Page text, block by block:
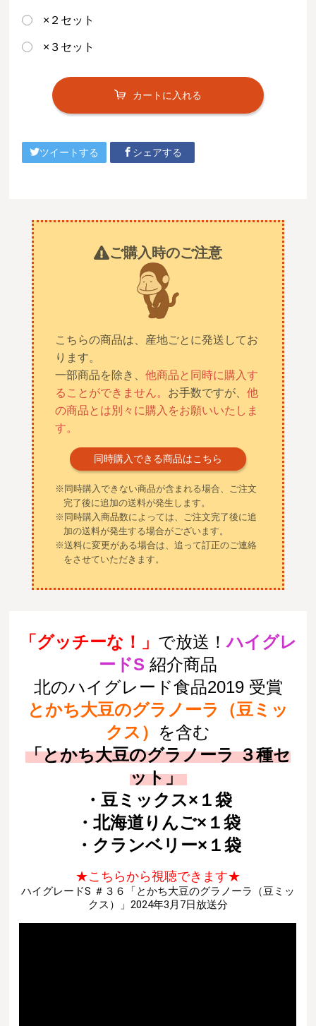
×２セット
×３セット
カートに入れる
ツイートする シェアする
ご購入時のご注意
こちらの商品は、産地ごとに発送してお
ります。
一部商品を除き、 他商品と同時に購入す
ることができません。 お手数ですが、 他
の商品とは別々に購入をお願いいたしま
す。
同時購入できる商品はこちら
※同時購入できない商品が含まれる場合、ご注文
完了後に追加の送料が発生します。
※同時購入商品数によっては、ご注文完了後に追
加の送料が発生する場合がございます。
※送料に変更がある場合は、追って訂正のご連絡
をさせていただきます。
「グッチーな！」 で放送！ハイグレ
ードS 紹介商品
北のハイグレード食品2019 受賞
とかち大豆のグラノーラ（豆ミッ
クス） を含む
「とかち大豆のグラノーラ ３種セ
ット」
・豆ミックス×１袋
・北海道りんご×１袋
・クランベリー×１袋
★こちらから視聴できます★
ハイグレードS ＃３６「とかち大豆のグラノーラ（豆ミッ
クス）」2024年3月7日放送分